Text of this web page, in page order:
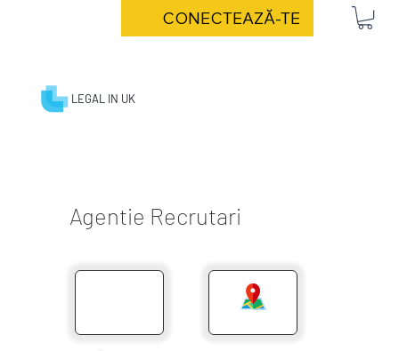
CONECTEAZĂ-TE
LEGAL IN UK
Agentie Recrutari